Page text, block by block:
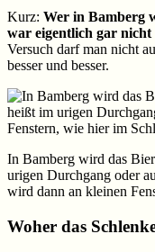
Kurz: Wer in Bamberg
war eigentlich gar nicht
Versuch darf man nicht
besser und besser.
In Bamberg wird das
urigen Durchgang oder
wird dann an kleinen
Woher das